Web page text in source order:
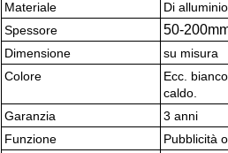
Materiale
Di
Spessore
50-
Dimensione
su misura
Colore
Ecc.
caldo.
Garanzia
3 anni
Funzione
Pubblicità